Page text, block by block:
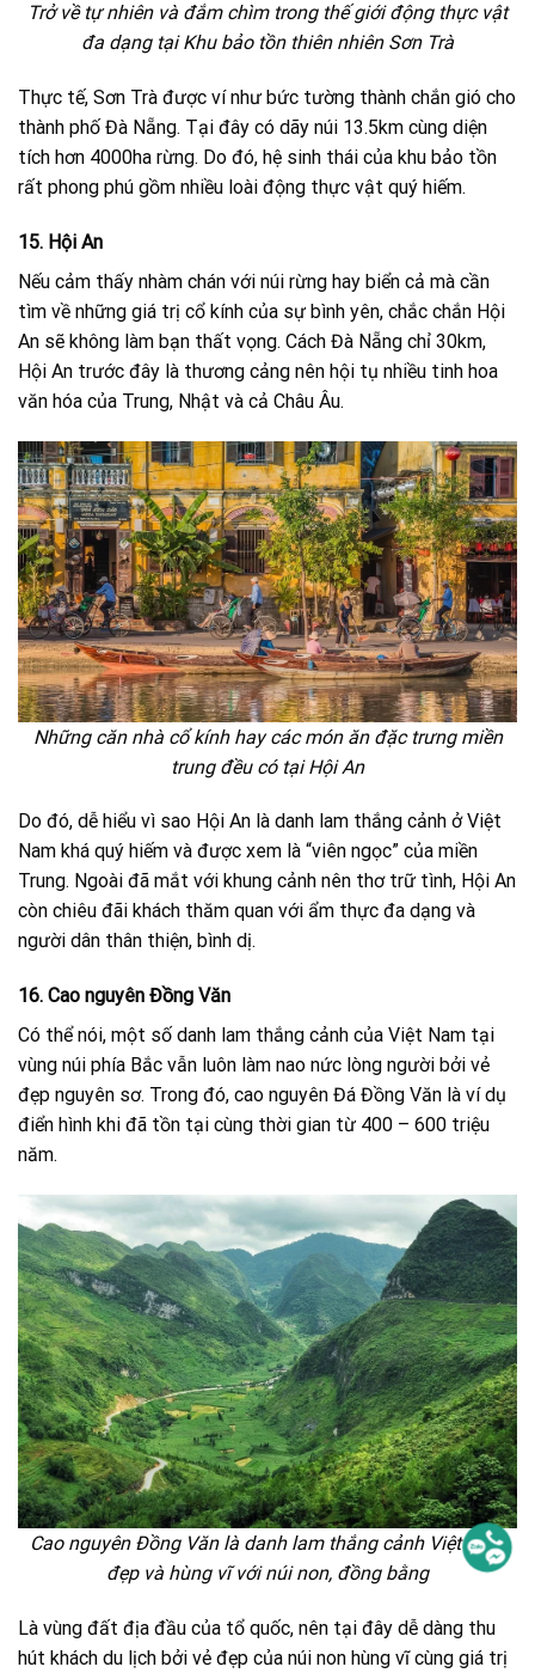
Trở về tự nhiên và đắm chìm trong thế giới động thực vật
đa dạng tại Khu bảo tồn thiên nhiên Sơn Trà
Thực tế, Sơn Trà được ví như bức tường thành chắn gió cho
thành phố Đà Nẵng. Tại đây có dãy núi 13.5km cùng diện
tích hơn 4000ha rừng. Do đó, hệ sinh thái của khu bảo tồn
rất phong phú gồm nhiều loài động thực vật quý hiếm.
15. Hội An
Nếu cảm thấy nhàm chán với núi rừng hay biển cả mà cần
tìm về những giá trị cổ kính của sự bình yên, chắc chắn Hội
An sẽ không làm bạn thất vọng. Cách Đà Nẵng chỉ 30km,
Hội An trước đây là thương cảng nên hội tụ nhiều tinh hoa
văn hóa của Trung, Nhật và cả Châu Âu.
Những căn nhà cổ kính hay các món ăn đặc trưng miền
trung đều có tại Hội An
Do đó, dễ hiểu vì sao Hội An là danh lam thắng cảnh ở Việt
Nam khá quý hiếm và được xem là “viên ngọc” của miền
Trung. Ngoài đã mắt với khung cảnh nên thơ trữ tình, Hội An
còn chiêu đãi khách thăm quan với ẩm thực đa dạng và
người dân thân thiện, bình dị.
16. Cao nguyên Đồng Văn
Có thể nói, một số danh lam thắng cảnh của Việt Nam tại
vùng núi phía Bắc vẫn luôn làm nao nức lòng người bởi vẻ
đẹp nguyên sơ. Trong đó, cao nguyên Đá Đồng Văn là ví dụ
điển hình khi đã tồn tại cùng thời gian từ 400 – 600 triệu
năm.
Cao nguyên Đồng Văn là danh lam thắng cảnh Việt Nam
đẹp và hùng vĩ với núi non, đồng bằng
Là vùng đất địa đầu của tổ quốc, nên tại đây dễ dàng thu
hút khách du lịch bởi vẻ đẹp của núi non hùng vĩ cùng giá trị